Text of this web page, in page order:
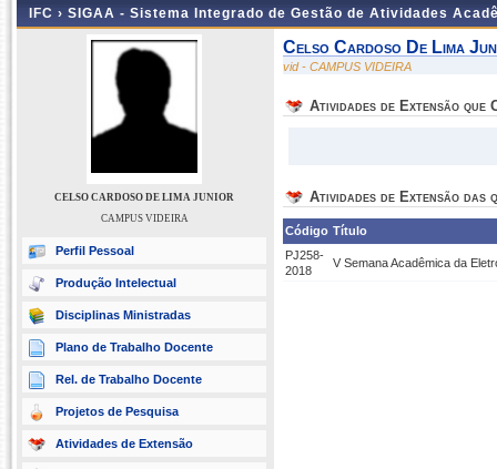
IFC › SIGAA - Sistema Integrado de Gestão de Atividades
CELSO CARDOSO DE LIMA JUNIOR
CAMPUS VIDEIRA
Perfil Pessoal
Produção Intelectual
Disciplinas Ministradas
Plano de Trabalho Docente
Rel. de Trabalho Docente
Projetos de Pesquisa
Atividades de Extensão
Celso Cardoso De Lima
vid - CAMPUS VIDEIRA
Atividades de Extensão que
Atividades de Extensão das
Código Título
PJ258-
2018
V Semana Acadêmica da